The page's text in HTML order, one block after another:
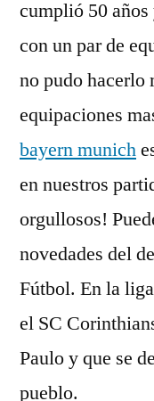
cumplió 50
con un par de
no pudo hacerlo
equipaciones
bayern munich
en nuestros
orgullosos!
novedades del
Fútbol. En la
el SC
Paulo y que se
pueblo.